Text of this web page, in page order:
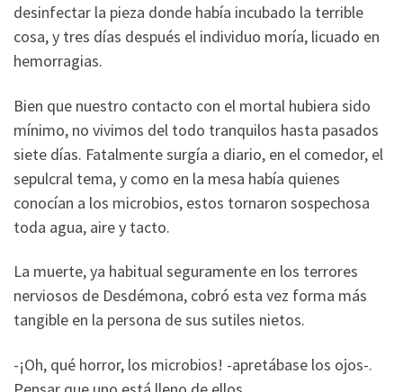
desinfectar la pieza donde había incubado la terrible
cosa, y tres días después el individuo moría, licuado en
hemorragias.
Bien que nuestro contacto con el mortal hubiera sido
mínimo, no vivimos del todo tranquilos hasta pasados
siete días. Fatalmente surgía a diario, en el comedor, el
sepulcral tema, y como en la mesa había quienes
conocían a los microbios, estos tornaron sospechosa
toda agua, aire y tacto.
La muerte, ya habitual seguramente en los terrores
nerviosos de Desdémona, cobró esta vez forma más
tangible en la persona de sus sutiles nietos.
-¡Oh, qué horror, los microbios! -apretábase los ojos-.